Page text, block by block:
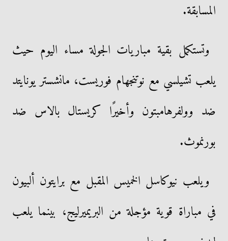
المسابقة.
وتستكمل بقية مباريات الجولة مساء اليوم حيث
يلعب تشيلسي مع نوتنجهام فوريست، مانشستر يونايتد
ضد وولفرهامبتون وأخيرًا كريستال بالاس ضد
بورنموث.
ويلعب نيوكاسل الخميس المقبل مع برايتون ألبيون
في مباراة قوية مؤجلة من البريميرليج، بينما يلعب